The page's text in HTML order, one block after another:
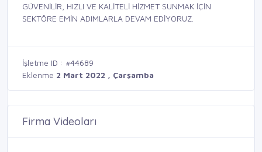
GÜVENİLİR, HIZLI VE KALİTELİ HİZMET SUNMAK İÇİN
SEKTÖRE EMİN ADIMLARLA DEVAM EDİYORUZ.
İşletme ID : #44689
Eklenme 2 Mart 2022 , Çarşamba
Firma Videoları